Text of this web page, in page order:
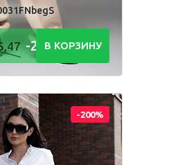
-21 474
В КОРЗИНУ
-200%